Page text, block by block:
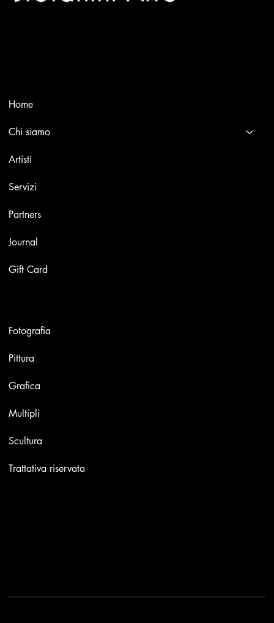
Home
Chi siamo
Artisti
Servizi
Partners
Journal
Gift Card
Fotografia
Pittura
Grafica
Multipli
Scultura
Trattativa riservata